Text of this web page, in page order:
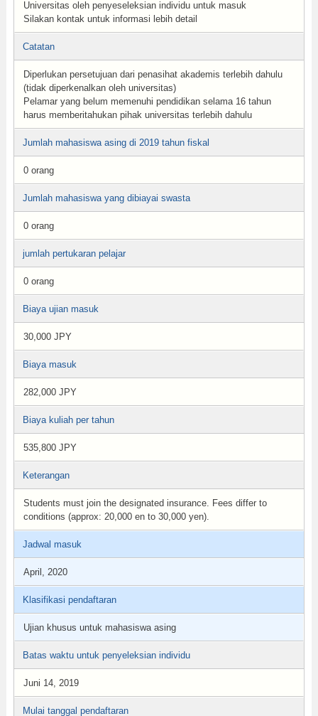
Universitas oleh penyeseleksian individu untuk masuk
Silakan kontak untuk informasi lebih detail
Catatan
Diperlukan persetujuan dari penasihat akademis terlebih dahulu
(tidak diperkenalkan oleh universitas)
Pelamar yang belum memenuhi pendidikan selama 16 tahun
harus memberitahukan pihak universitas terlebih dahulu
Jumlah mahasiswa asing di 2019 tahun fiskal
0 orang
Jumlah mahasiswa yang dibiayai swasta
0 orang
jumlah pertukaran pelajar
0 orang
Biaya ujian masuk
30,000 JPY
Biaya masuk
282,000 JPY
Biaya kuliah per tahun
535,800 JPY
Keterangan
Students must join the designated insurance. Fees differ to
conditions (approx: 20,000 en to 30,000 yen).
Jadwal masuk
April, 2020
Klasifikasi pendaftaran
Ujian khusus untuk mahasiswa asing
Batas waktu untuk penyeleksian individu
Juni 14, 2019
Mulai tanggal pendaftaran